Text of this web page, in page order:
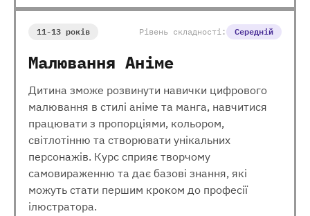
11-13 років Рівень складності: Середній
Малювання Аніме
Дитина зможе розвинути навички цифрового
малювання в стилі аніме та манга, навчитися
працювати з пропорціями, кольором,
світлотінню та створювати унікальних
персонажів. Курс сприяє творчому
самовираженню та дає базові знання, які
можуть стати першим кроком до професії
ілюстратора.